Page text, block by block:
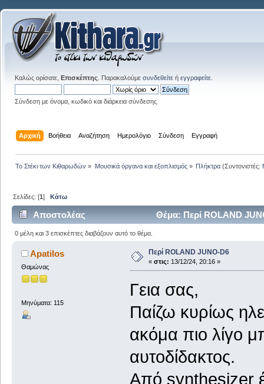
Καλώς ορίσατε, Επισκέπτης . Παρακαλούμε συνδεθείτε ή εγγραφείτε
Σύνδεση με όνομα, κωδικό και διάρκεια σύνδεσης
Αρχική Βοήθεια Αναζήτηση Ημερολόγιο Σύνδεση Εγγραφή
Το Στέκι των Κιθαρωδών » Μουσικά όργανα και εξοπλισμός» Πλήκτρα(Συντονιστές:
Σελίδες: [1]Κάτω
Αποστολέας Θέμα: Περί ROLAND
0 μέλη και 3 επισκέπτες διαβάζουν αυτό το θέμα.
Apatilos
Θαμώνας
Μηνύματα: 115
Περί ROLAND JUNO-D6
« στις: 13/12/24, 20:16 »
Γεια σας,
Παίζω κυρίως
ακόμα πιο λίγο
αυτοδίδακτος.
Από synthesizer